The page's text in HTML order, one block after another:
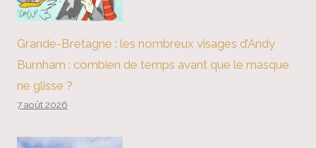
Grande-Bretagne : les nombreux visages d’Andy
Burnham : combien de temps avant que le masque
ne glisse ?
7 août 2026